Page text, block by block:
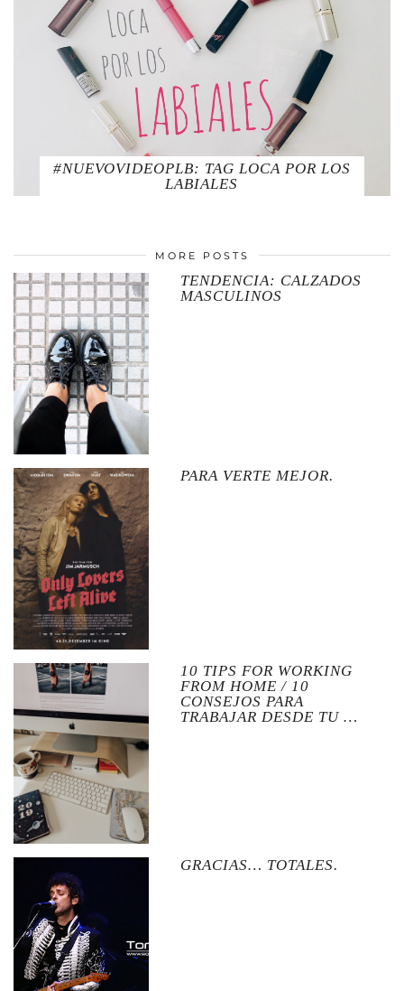
#NUEVOVIDEOPLB: TAG LOCA POR LOS
LABIALES
MORE POSTS
TENDENCIA: CALZADOS
MASCULINOS
PARA VERTE MEJOR.
10 TIPS FOR WORKING
FROM HOME / 10
CONSEJOS PARA
TRABAJAR DESDE TU …
GRACIAS… TOTALES.